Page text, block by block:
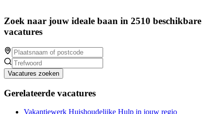
Zoek naar jouw ideale baan in 2510 beschikbare
vacatures
Vacatures zoeken
Gerelateerde vacatures
Vakantiewerk Huishoudelijke Hulp in jouw regio